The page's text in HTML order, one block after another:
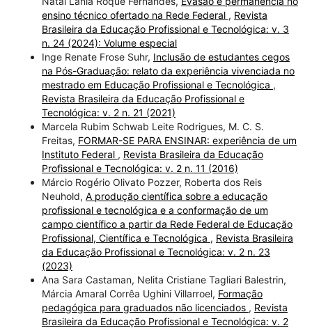
ensino técnico ofertado na Rede Federal , Revista
Brasileira da Educação Profissional e Tecnológica: v. 3
n. 24 (2024): Volume especial
Inge Renate Frose Suhr, Inclusão de estudantes cegos
na Pós-Graduação: relato da experiência vivenciada no
mestrado em Educação Profissional e Tecnológica ,
Revista Brasileira da Educação Profissional e
Tecnológica: v. 2 n. 21 (2021)
Marcela Rubim Schwab Leite Rodrigues, M. C. S.
Freitas, FORMAR-SE PARA ENSINAR: experiência de um
Instituto Federal , Revista Brasileira da Educação
Profissional e Tecnológica: v. 2 n. 11 (2016)
Márcio Rogério Olivato Pozzer, Roberta dos Reis
Neuhold, A produção científica sobre a educação
profissional e tecnológica e a conformação de um
campo científico a partir da Rede Federal de Educação
Profissional, Científica e Tecnológica , Revista Brasileira
da Educação Profissional e Tecnológica: v. 2 n. 23
(2023)
Ana Sara Castaman, Nelita Cristiane Tagliari Balestrin,
Márcia Amaral Corrêa Ughini Villarroel, Formação
pedagógica para graduados não licenciados , Revista
Brasileira da Educação Profissional e Tecnológica: v. 2